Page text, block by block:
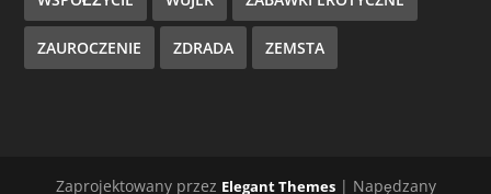
ZAUROCZENIE ZDRADA ZEMSTA
Zaprojektowany przez Elegant Themes| Napędzany